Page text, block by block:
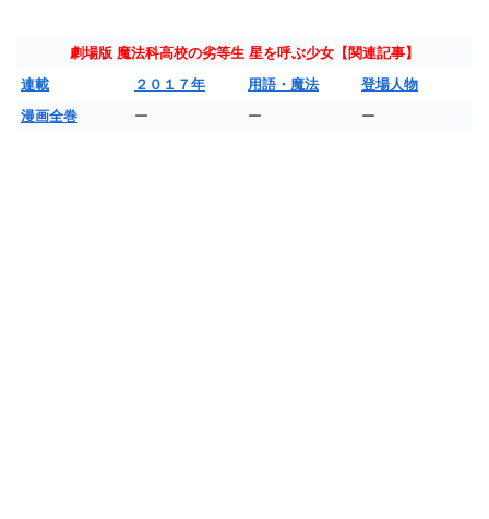
劇場版 魔法科高校の劣等生 星を呼ぶ少女【関連記事】
連載
２０１７年 用語・魔法
登場人物
漫画全巻
ー ー ー